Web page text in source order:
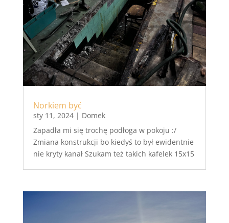
Norkiem być
sty 11, 2024| Domek
Zapadła mi się trochę podłoga w pokoju :/
Zmiana konstrukcji bo kiedyś to był ewidentnie
nie kryty kanał Szukam też takich kafelek 15x15